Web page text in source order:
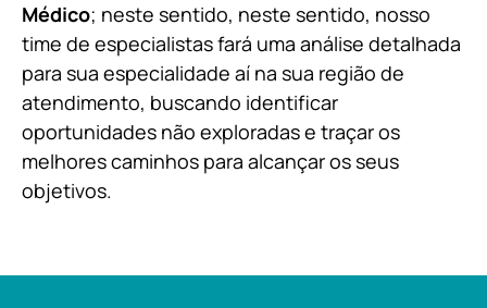
Médico; neste sentido, neste sentido, nosso
time de especialistas fará uma análise detalhada
para sua especialidade aí na sua região de
atendimento, buscando identificar
oportunidades não exploradas e traçar os
melhores caminhos para alcançar os seus
objetivos.